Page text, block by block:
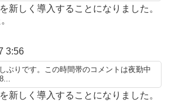
新しく導入することになりました。
3:56
ぶりです。この時間帯のコメントは夜勤中
新しく導入することになりました。